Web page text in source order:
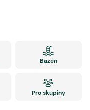
Bazén
Pro skupiny